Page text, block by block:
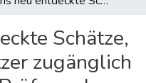
Schätze,
zugänglich